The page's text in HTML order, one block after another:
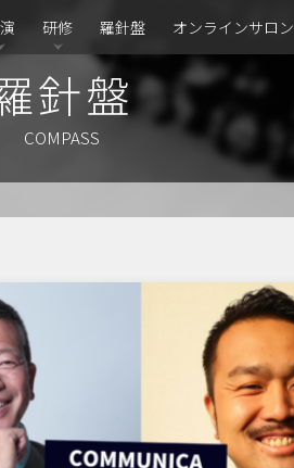
研修 羅針盤 オンラインサロン
針盤
COMPASS